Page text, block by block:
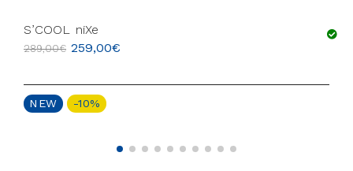
S’COOL niXe
289,00€ 259,00€
NEW -10%